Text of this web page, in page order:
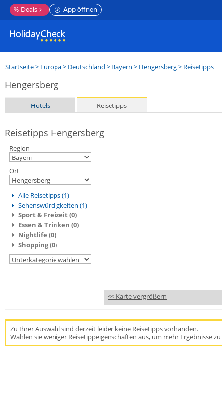
% Deals App öffnen
Startseite> Europa> Deutschland > Bayern > Hengersberg> Reisetipps
Hengersberg
Hotels Reisetipps
Reisetipps Hengersberg
Region
Ort
Alle Reisetipps (1)
Sehenswürdigkeiten (1)
Sport & Freizeit (0)
Essen & Trinken (0)
Nightlife (0)
Shopping (0)
<< Karte vergrößern
Zu Ihrer Auswahl sind derzeit leider keine Reisetipps vorhanden.
Wählen sie weniger Reisetippeigenschaften aus, um mehr Ergebnisse